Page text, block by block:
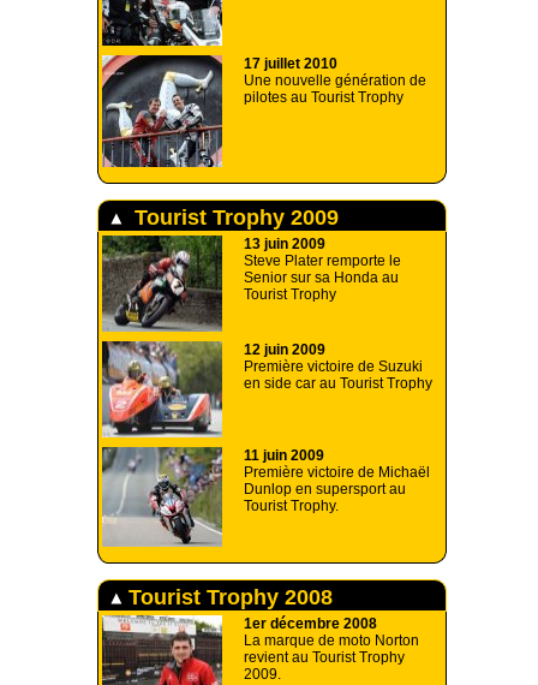
17 juillet 2010
Une nouvelle génération de
pilotes au Tourist Trophy
Tourist Trophy 2009
13 juin 2009
Steve Plater remporte le
Senior sur sa Honda au
Tourist Trophy
12 juin 2009
Première victoire de Suzuki
en side car au Tourist Trophy
11 juin 2009
Première victoire de Michaël
Dunlop en supersport au
Tourist Trophy.
Tourist Trophy 2008
1er décembre 2008
La marque de moto Norton
revient au Tourist Trophy
2009.